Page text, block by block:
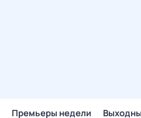
Премьеры недели